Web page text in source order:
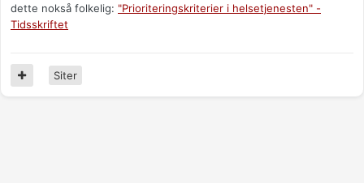
dette nokså folkelig: "Prioriteringskriterier i helsetjenesten" -
Tidsskriftet
Siter